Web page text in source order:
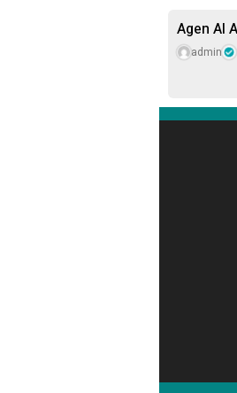
Agen AI
admin